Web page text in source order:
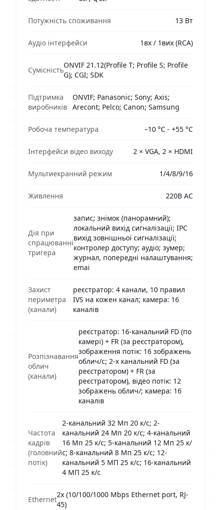
Потужність споживання 13 Вт
Аудіо інтерфейси 1вх / 1вих (RCA)
Сумісність
ONVIF 21.12(Profile T; Profile S; Profile
G); CGI; SDK
Підтримка
виробників
ONVIF; Panasonic; Sony; Axis;
Arecont; Pelco; Canon; Samsung
Робоча температура –10 °C - +55 °C
Інтерфейси відео виходу 2 × VGA, 2 × HDMI
Мультиекранний режим 1/4/8/9/16
Живлення 220В АС
Дія при
спрацюванні
тригера
запис; знімок (панорамний);
локальний вихід сигналізації; IPC
вихід зовнішньої сигналізації;
контролер доступу; аудіо; зумер;
журнал, попередні налаштування;
emai
Захист
периметра
(канали)
реєстратор: 4 канали, 10 правил
IVS на кожен канал; камера: 16
каналів
Розпізнавання
облич
(канали)
реєстратор: 16-канальний FD (по
камері) + FR (за реєстратором),
зображення потік: 16 зображень
облич/с; 2-х канальний FD (за
реєстратором) + FR (за
реєстратором), відео потік: 12
зображень облич/; камера: 16
каналів
Частота
кадрів
(головний
потік)
2-канальний 32 Мп 20 к/с; 2-
канальний 24 Мп 20 к/с; 4-канальний
16 Мп 25 к/с; 5-канальний 12 Мп 25 к/
с; 8-канальний 8 Мп 25 к/с; 12-
канальний 5 МП 25 к/с; 16-канальний
4 МП 25 к/с
Ethernet
2х (10/100/1000 Mbps Ethernet port, RJ-
45)